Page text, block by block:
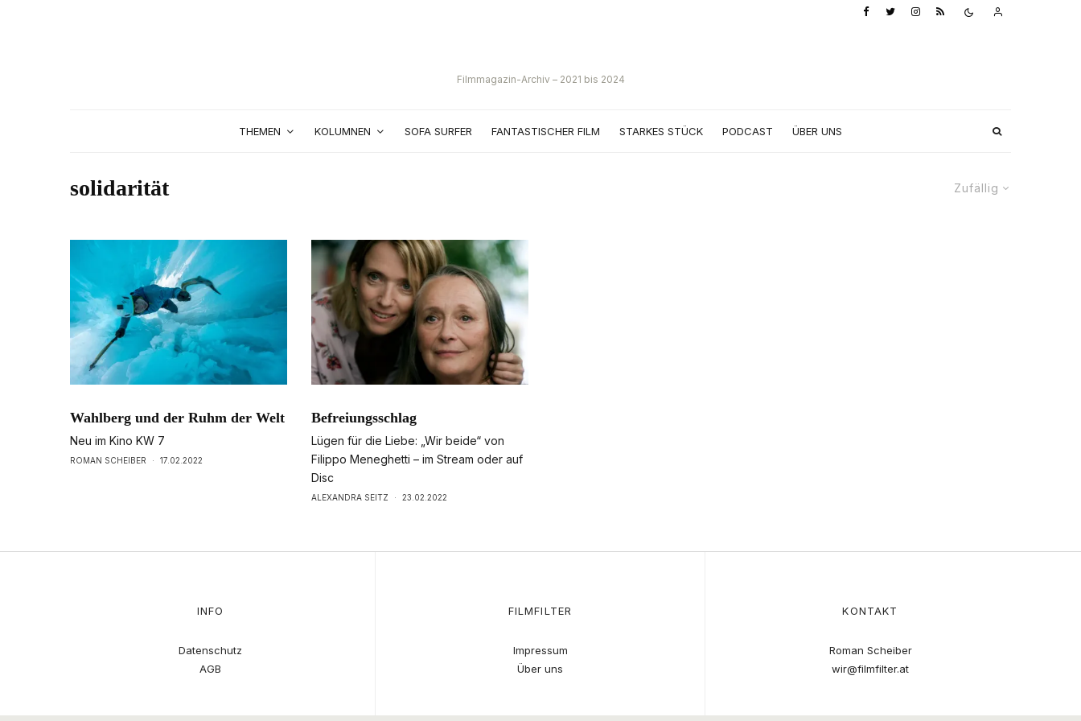
Filmmagazin-Archiv – 2021 bis 2024
THEMEN KOLUMNEN SOFA SURFER FANTASTISCHER FILM STARKES STÜCK PODCAST ÜBER UNS
Zufällig
solidarität
Wahlberg und der Ruhm der Welt
Neu im Kino KW 7
ROMAN SCHEIBER · 17.02.2022
Befreiungsschlag
Lügen für die Liebe: „Wir beide“ von
Filippo Meneghetti – im Stream oder auf
Disc
ALEXANDRA SEITZ · 23.02.2022
INFO
Datenschutz
AGB
FILMFILTER
Impressum
Über uns
KONTAKT
Roman Scheiber
wir@filmfilter.at